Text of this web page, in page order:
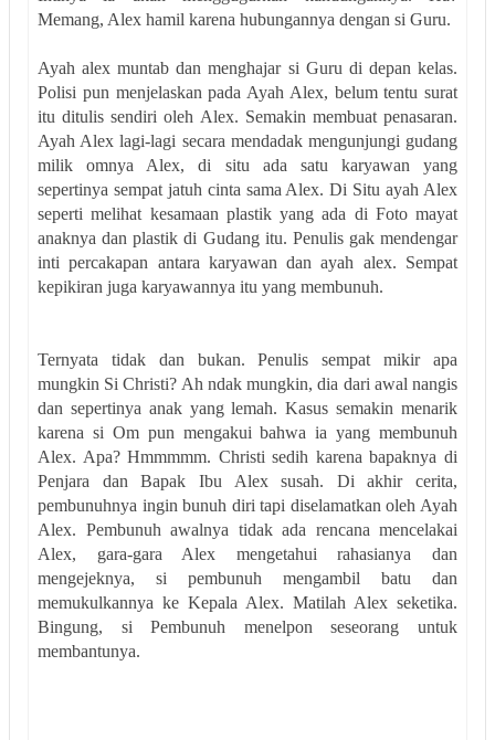
Memang, Alex hamil karena hubungannya dengan si Guru.
Ayah alex muntab dan menghajar si Guru di depan kelas.
Polisi pun menjelaskan pada Ayah Alex, belum tentu surat
itu ditulis sendiri oleh Alex. Semakin membuat penasaran.
Ayah Alex lagi-lagi secara mendadak mengunjungi gudang
milik omnya Alex, di situ ada satu karyawan yang
sepertinya sempat jatuh cinta sama Alex. Di Situ ayah Alex
seperti melihat kesamaan plastik yang ada di Foto mayat
anaknya dan plastik di Gudang itu. Penulis gak mendengar
inti percakapan antara karyawan dan ayah alex. Sempat
kepikiran juga karyawannya itu yang membunuh.
Ternyata tidak dan bukan. Penulis sempat mikir apa
mungkin Si Christi? Ah ndak mungkin, dia dari awal nangis
dan sepertinya anak yang lemah. Kasus semakin menarik
karena si Om pun mengakui bahwa ia yang membunuh
Alex. Apa? Hmmmmm. Christi sedih karena bapaknya di
Penjara dan Bapak Ibu Alex susah. Di akhir cerita,
pembunuhnya ingin bunuh diri tapi diselamatkan oleh Ayah
Alex. Pembunuh awalnya tidak ada rencana mencelakai
Alex, gara-gara Alex mengetahui rahasianya dan
mengejeknya, si pembunuh mengambil batu dan
memukulkannya ke Kepala Alex. Matilah Alex seketika.
Bingung, si Pembunuh menelpon seseorang untuk
membantunya.